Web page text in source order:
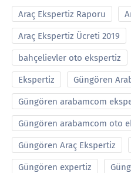
Araç Ekspertiz Raporu
Araç Ekspertiz Ücreti 2019
bahçelievler oto ekspertiz
Ekspertiz Güngören
Güngören arabamcom
Güngören arabamcom oto
Güngören Araç Ekspertiz
Güngören expertiz